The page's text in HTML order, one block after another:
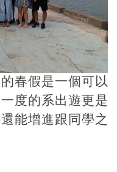
春假是一個可以
度的系出遊更是
能增進跟同學之